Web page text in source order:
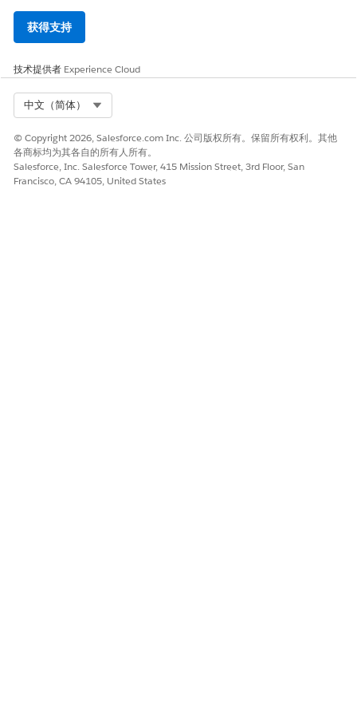
获得支持
技术提供者 Experience Cloud
中文（简体）
© Copyright 2026, Salesforce.com Inc. 公司版权所有。保留所有权利。其他
各商标均为其各自的所有人所有。
Salesforce, Inc. Salesforce Tower, 415 Mission Street, 3rd Floor, San
Francisco, CA 94105, United States